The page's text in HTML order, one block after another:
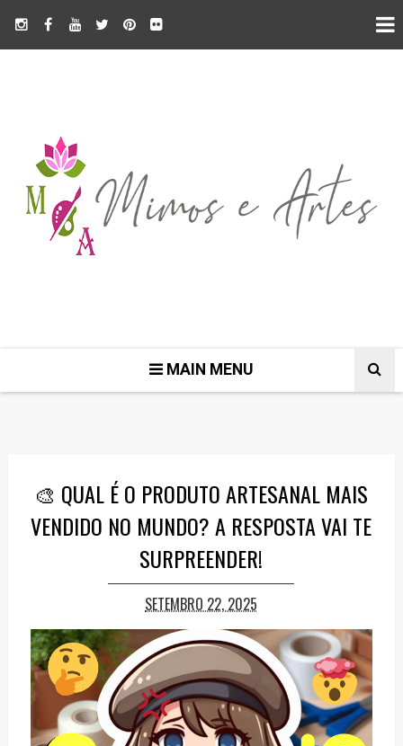
MAIN MENU
🎨 QUAL É O PRODUTO ARTESANAL MAIS
VENDIDO NO MUNDO? A RESPOSTA VAI TE
SURPREENDER!
SETEMBRO 22, 2025